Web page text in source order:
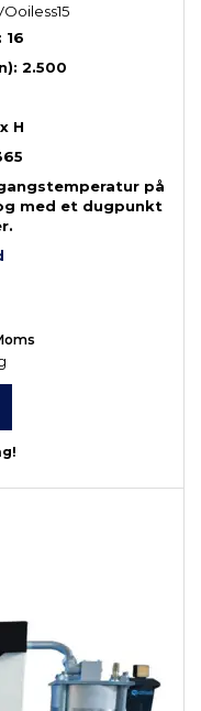
16
2.500
H
på
med et dugpunkt